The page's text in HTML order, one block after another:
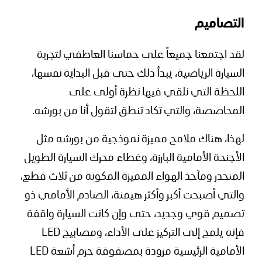
التصاميم
لقد اجتمعنا جميعاً على حماسنا العاطفي لتجربة
السيارة الرياضية، يبدأ ذلك حتى قبل البداية نفسها،
اللحظة التي نلقي فيها نظرة أولى على
المحاصصة، والتي تكاد تنطق لتقول أنا من بورشه.
لهذا، هناك ملامح مميزة نموذجية من بورشه مثل
الأجنحة الأمامية البارزة، وغطاء محرك السيارة الطويل
المنحدر ومآخذ الهواء المميزة المكونة من ثلاث قطع،
والتي أصبحت أكبر وأكثر هيمنة، الصادم الأمامي ذو
تصميم قوي وجديد، حتى وإن كانت السيارة واقفة
فإنه يلمح إلى التركيز على الأداء، ومصابيح LED
الأمامية الرئيسية مزودة بمصفوفة حزم أشعة LED